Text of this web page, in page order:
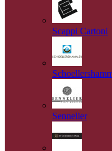
Scappi Cartoni
Sennelier